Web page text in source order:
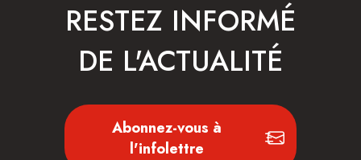
RESTEZ INFORMÉ
DE L'ACTUALITÉ
Abonnez-vous à
l'infolettre